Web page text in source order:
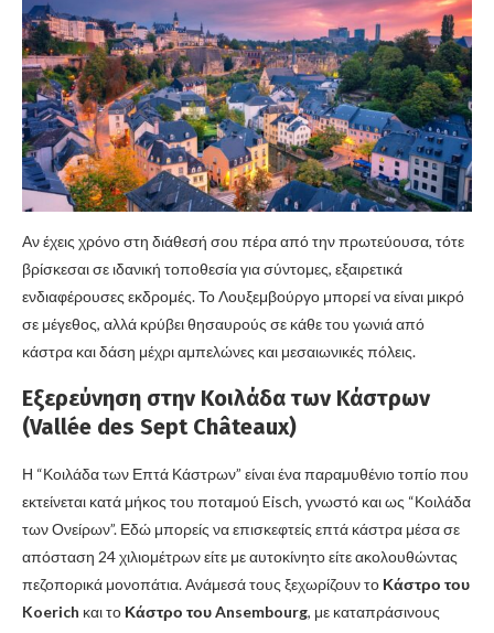
Αν έχεις χρόνο στη διάθεσή σου πέρα από την πρωτεύουσα, τότε
βρίσκεσαι σε ιδανική τοποθεσία για σύντομες, εξαιρετικά
ενδιαφέρουσες εκδρομές. Το Λουξεμβούργο μπορεί να είναι μικρό
σε μέγεθος, αλλά κρύβει θησαυρούς σε κάθε του γωνιά από
κάστρα και δάση μέχρι αμπελώνες και μεσαιωνικές πόλεις.
Εξερεύνηση στην Κοιλάδα των Κάστρων
(Vallée des Sept Châteaux)
Η “Κοιλάδα των Επτά Κάστρων” είναι ένα παραμυθένιο τοπίο που
εκτείνεται κατά μήκος του ποταμού Eisch, γνωστό και ως “Κοιλάδα
των Ονείρων”. Εδώ μπορείς να επισκεφτείς επτά κάστρα μέσα σε
απόσταση 24 χιλιομέτρων είτε με αυτοκίνητο είτε ακολουθώντας
πεζοπορικά μονοπάτια. Ανάμεσά τους ξεχωρίζουν το Κάστρο του
Koerich και το Κάστρο του Ansembourg, με καταπράσινους